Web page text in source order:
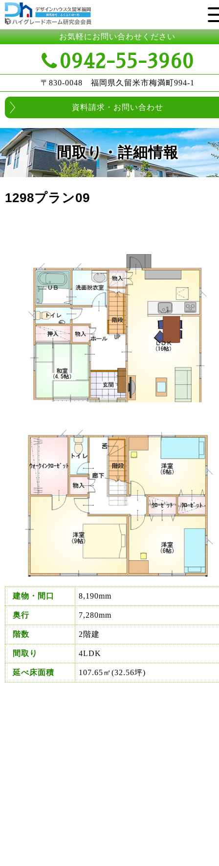
お気軽にお問い合わせください
0942-55-3960
〒830-0048 福岡県久留米市梅満町994-1
資料請求・お問い合わせ
間取り・詳細情報
1298プラン09
建物・間口 8,190mm
奥行 7,280mm
階数 2階建
間取り 4LDK
延べ床面積 107.65㎡(32.56坪)